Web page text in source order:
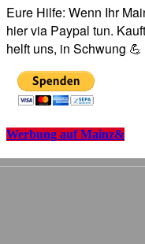
Eure Hilfe: Wenn Ihr
hier via Paypal tun.
helft uns, in Schwung
Werbung auf Mainz&